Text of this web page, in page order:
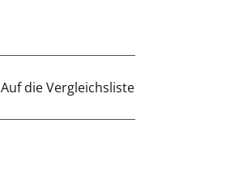
Auf die Vergleichsliste